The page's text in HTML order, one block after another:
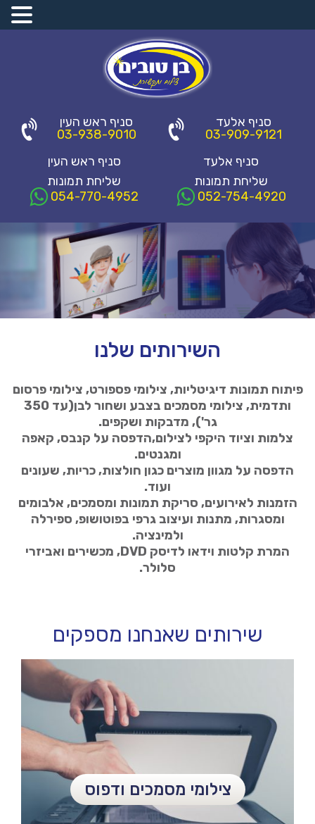
סניף אלעד
03-909-9121
סניף ראש העין
03-938-9010
סניף אלעד
שליחת תמונות
052-754-4920
סניף ראש העין
שליחת תמונות
054-770-4952
השירותים שלנו
פיתוח תמונות דיגיטליות, צילומי פספורט, צילומי פרסום
ותדמית, צילומי מסמכים בצבע ושחור לבן(עד 350
גר'), מדבקות ושקפים.
צלמות וציוד היקפי לצילום,הדפסה על קנבס, קאפה
ומגנטים.
הדפסה על מגוון מוצרים כגון חולצות, כריות, שעונים
ועוד.
הזמנות לאירועים, סריקת תמונות ומסמכים, אלבומים
ומסגרות, מתנות ועיצוב גרפי בפוטושופ, ספירלה
ולמינציה.
המרת קלטות וידאו לדיסק DVD, מכשירים ואביזרי
סלולר.
שירותים שאנחנו מספקים
צילומי מסמכים ודפוס